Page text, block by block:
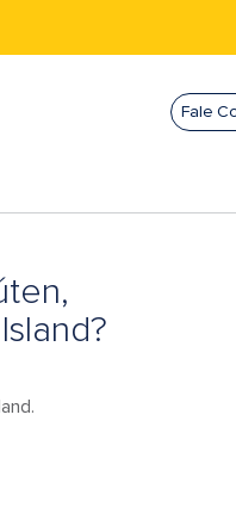
Fale